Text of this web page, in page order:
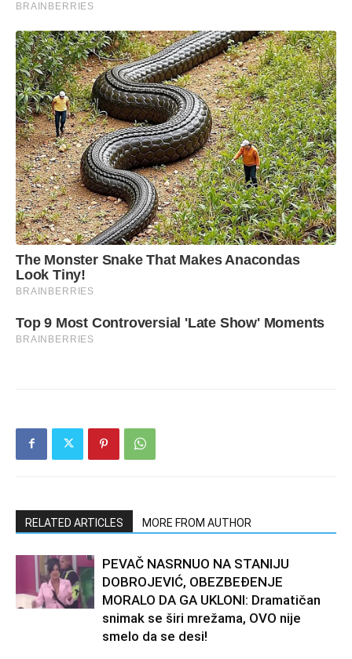
RELATED ARTICLES MORE FROM AUTHOR
PEVAČ NASRNUO NA STANIJU
DOBROJEVIĆ, OBEZBEĐENJE
MORALO DA GA UKLONI: Dramatičan
snimak se širi mrežama, OVO nije
smelo da se desi!